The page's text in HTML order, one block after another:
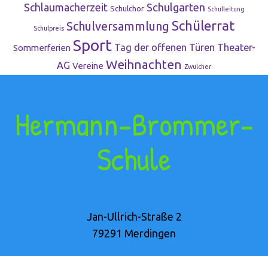
Schlaumacherzeit Schulchor Schulgarten Schulleitung
Schulpreis Schulversammlung Schülerrat
Sommerferien Sport Tag der offenen Türen Theater-
AG Vereine Weihnachten Zwulcher
Hermann-Brommer-
Schule
Jan-Ullrich-Straße 2
79291 Merdingen